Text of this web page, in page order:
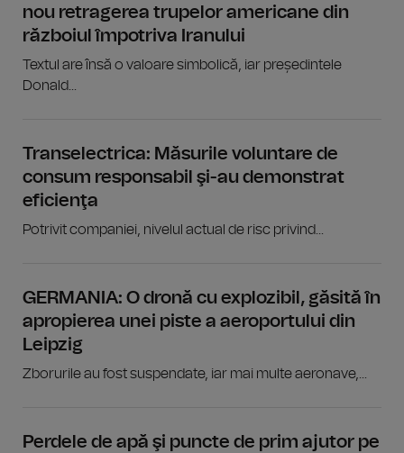
nou retragerea trupelor americane din
războiul împotriva Iranului
Textul are însă o valoare simbolică, iar președintele
Donald...
Transelectrica: Măsurile voluntare de
consum responsabil şi-au demonstrat
eficienţa
Potrivit companiei, nivelul actual de risc privind...
GERMANIA: O dronă cu explozibil, găsită în
apropierea unei piste a aeroportului din
Leipzig
Zborurile au fost suspendate, iar mai multe aeronave,...
Perdele de apă şi puncte de prim ajutor pe